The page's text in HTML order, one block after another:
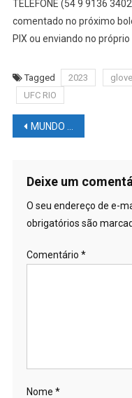
TELEFONE (54 9 9136
comentado no próximo
PIX ou enviando no
Tagged 2023
UFC RIO
Navegação
Post
MUNDO DAS LUTAS – UFC: Senadores da #CALIFÓRNIA pedem que a #ENDEAVOR remova Dana #WHITE da presidência do UFC
Deixe um
O seu endereço de e-
obrigatórios são
Comentário *
Nome *